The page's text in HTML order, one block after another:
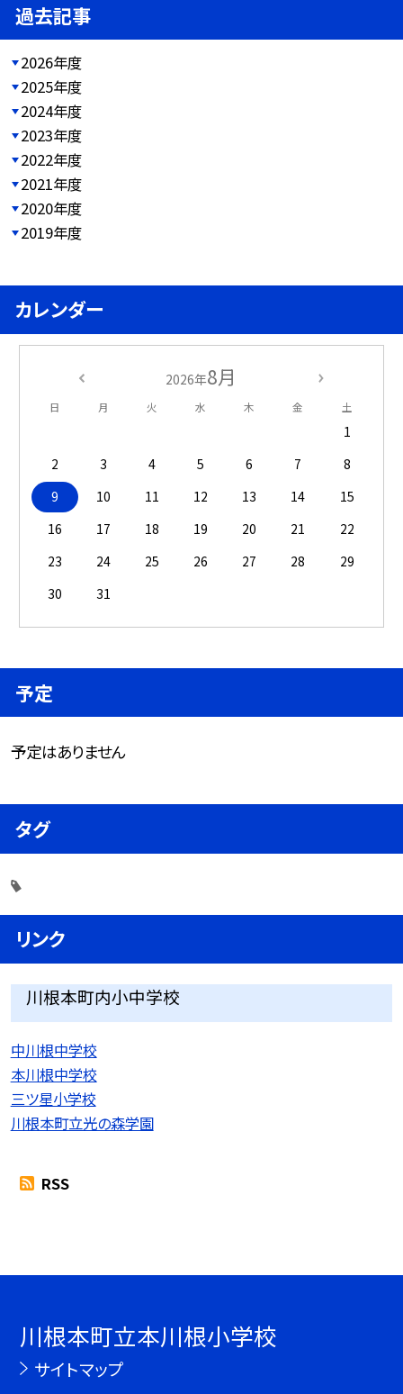
過去記事
2026年度
2025年度
2024年度
2023年度
2022年度
2021年度
2020年度
2019年度
カレンダー
2026年8月
日 月 火 水 木 金 土
1
2
3 4 5 6 7
8
9
10 11 12 13 14
15
16
17 18 19 20 21
22
23
24 25 26 27 28
29
30
31
予定
予定はありません
タグ
リンク
川根本町内小中学校
中川根中学校
本川根中学校
三ツ星小学校
川根本町立光の森学園
RSS
川根本町立本川根小学校
サイトマップ